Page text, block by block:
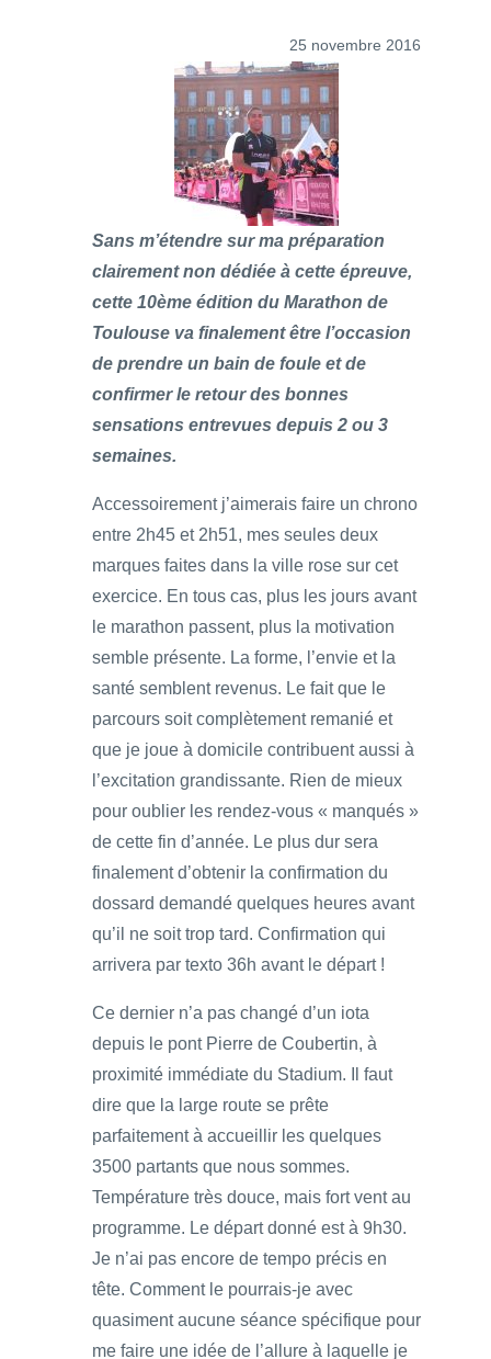
25 novembre 2016
Sans m’étendre sur ma préparation
clairement non dédiée à cette épreuve,
cette 10ème édition du Marathon de
Toulouse va finalement être l’occasion
de prendre un bain de foule et de
confirmer le retour des bonnes
sensations entrevues depuis 2 ou 3
semaines.
Accessoirement j’aimerais faire un chrono
entre 2h45 et 2h51, mes seules deux
marques faites dans la ville rose sur cet
exercice. En tous cas, plus les jours avant
le marathon passent, plus la motivation
semble présente. La forme, l’envie et la
santé semblent revenus. Le fait que le
parcours soit complètement remanié et
que je joue à domicile contribuent aussi à
l’excitation grandissante. Rien de mieux
pour oublier les rendez-vous « manqués »
de cette fin d’année. Le plus dur sera
finalement d’obtenir la confirmation du
dossard demandé quelques heures avant
qu’il ne soit trop tard. Confirmation qui
arrivera par texto 36h avant le départ !
Ce dernier n’a pas changé d’un iota
depuis le pont Pierre de Coubertin, à
proximité immédiate du Stadium. Il faut
dire que la large route se prête
parfaitement à accueillir les quelques
3500 partants que nous sommes.
Température très douce, mais fort vent au
programme. Le départ donné est à 9h30.
Je n’ai pas encore de tempo précis en
tête. Comment le pourrais-je avec
quasiment aucune séance spécifique pour
me faire une idée de l’allure à laquelle je